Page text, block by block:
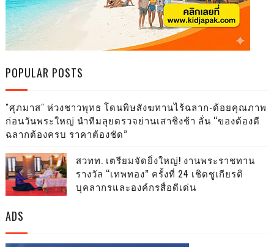
POPULAR POSTS
"ศุภมาส" ห่วงชาวพุทธ โดนพิษสังฆทานไร้ฉลาก-ด้อยคุณภาพ
ก่อนวันพระใหญ่ นำทีมลุยตรวจย่านเสาชิงช้า ลั่น “ของต้องดี
ฉลากต้องครบ ราคาต้องชัด”
สวทท. เตรียมจัดยิ่งใหญ่! งานพระราชทาน
รางวัล “เทพทอง” ครั้งที่ 24 เชิดชูเกียรติ
บุคลากรและองค์กรสื่อดีเด่น
ADS